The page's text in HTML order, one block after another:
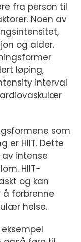
fra person til
Noen av
og alder.
løping,
interval
som
er HIIT. Dette
intense
HIIT-
og kan
å forbrenne
helse.